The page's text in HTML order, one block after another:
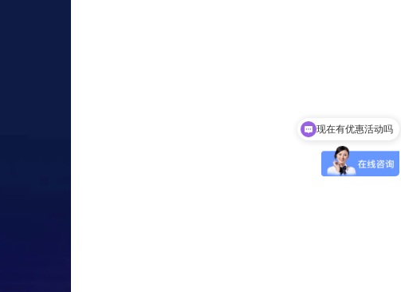
可以介绍下你们的产品么